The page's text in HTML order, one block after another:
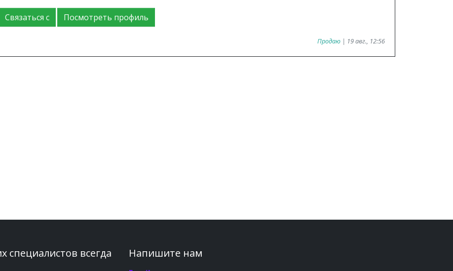
Связаться с Посмотреть профиль
Продаю | 19 авг., 12:56
специалистов всегда
Напишите нам